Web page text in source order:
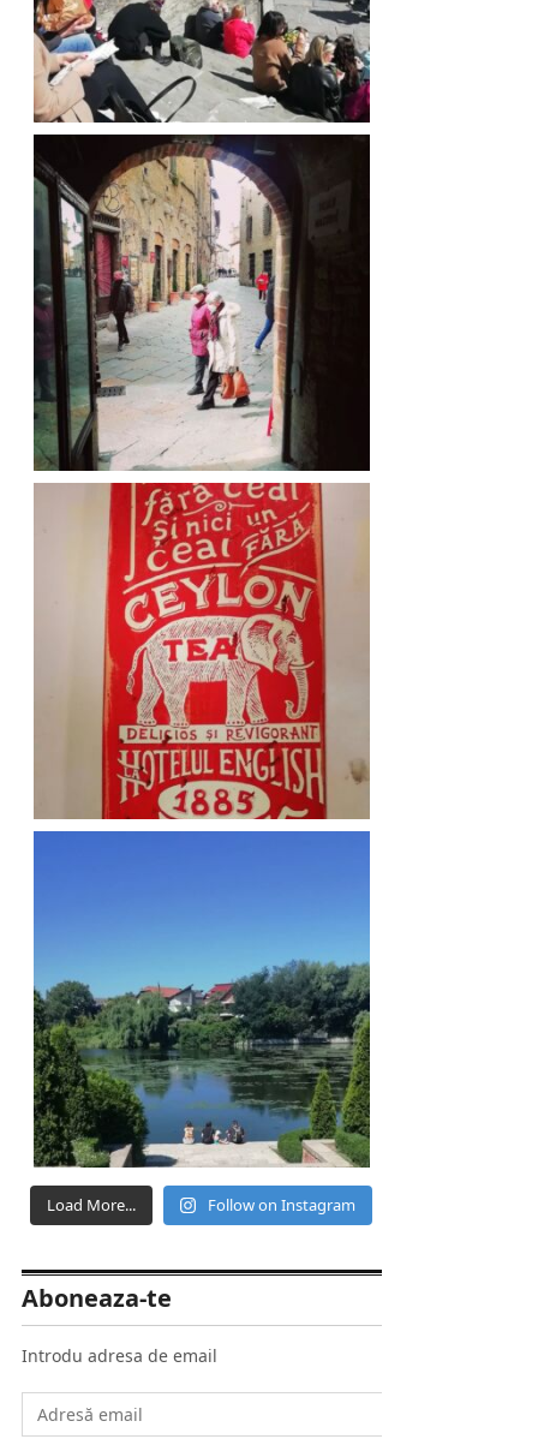
Load More... Follow on Instagram
Aboneaza-te
Introdu adresa de email
Adresă
email